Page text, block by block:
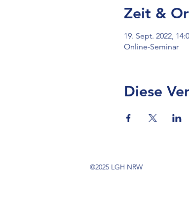
Zeit &
19. Sept. 2022,
Online-Seminar
Diese
©2025 LGH NRW